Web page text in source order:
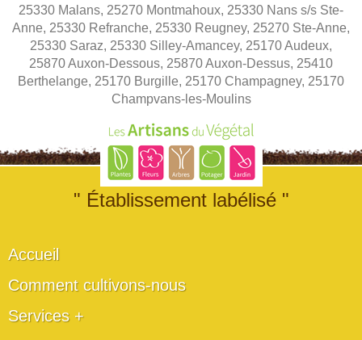
25330 Malans, 25270 Montmahoux, 25330 Nans s/s Ste-
Anne, 25330 Refranche, 25330 Reugney, 25270 Ste-Anne,
25330 Saraz, 25330 Silley-Amancey, 25170 Audeux,
25870 Auxon-Dessous, 25870 Auxon-Dessus, 25410
Berthelange, 25170 Burgille, 25170 Champagney, 25170
Champvans-les-Moulins
" Établissement labélisé "
Accueil
Comment cultivons-nous
Services +